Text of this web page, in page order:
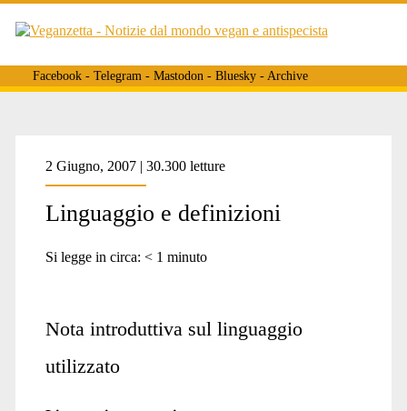
Facebook- Telegram- Mastodon- Bluesky- Archive
Tag:
<span>definizioni
2 Giugno, 2007 | 30.300 letture
Linguaggio e definizioni
Si legge in circa: < 1 minuto
Nota introduttiva sul linguaggio
utilizzato